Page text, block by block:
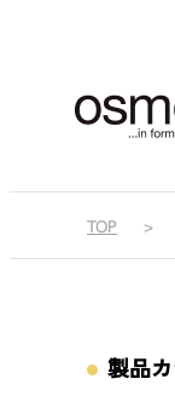
TOP
製品